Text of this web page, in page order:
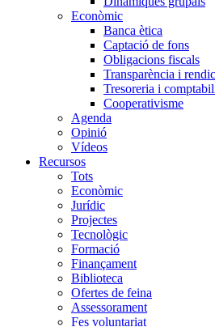
Econòmic
Banca ètica
Captació de fons
Obligacions fiscals
Transparència i
Tresoreria i
Cooperativisme
Agenda
Opinió
Vídeos
Recursos
Tots
Econòmic
Jurídic
Projectes
Tecnològic
Formació
Finançament
Biblioteca
Ofertes de feina
Assessorament
Fes voluntariat